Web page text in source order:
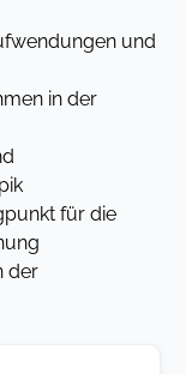
und
in der
für die
der